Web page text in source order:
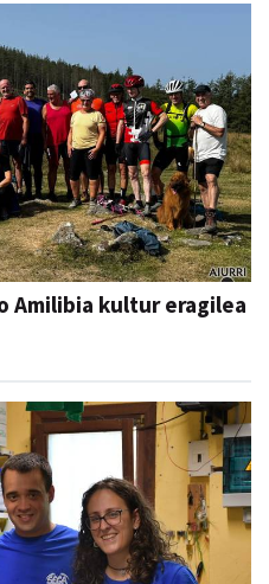
Amilibia kultur eragilea